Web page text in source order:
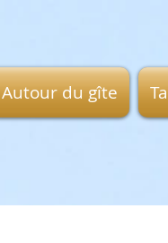
Autour du gîte